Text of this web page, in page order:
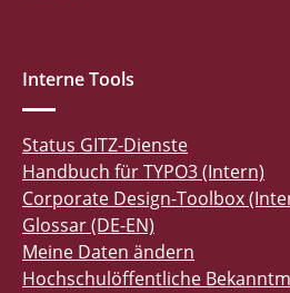
Interne Tools
Status GITZ-Dienste
Handbuch für TYPO3 (Intern)
Corporate Design-Toolbox
Glossar (DE-EN)
Meine Daten ändern
Hochschulöffentliche